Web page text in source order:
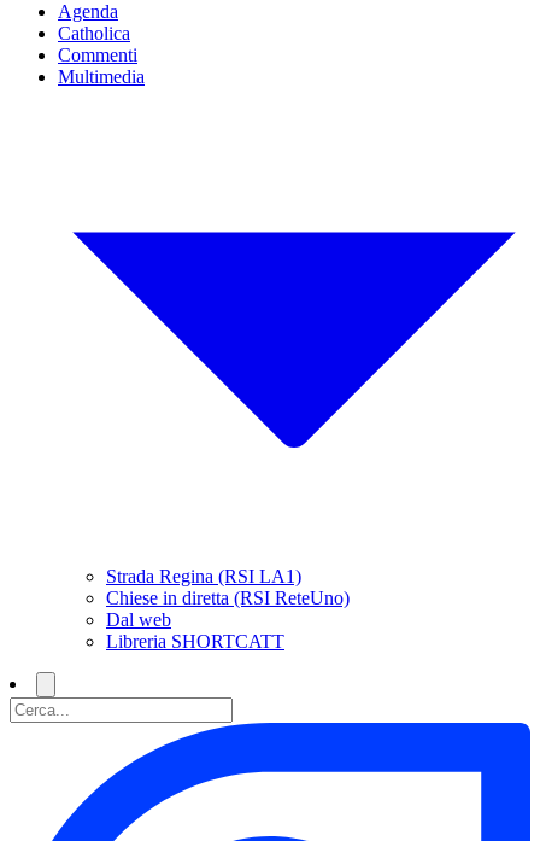
Agenda
Catholica
Commenti
Multimedia
Strada Regina (RSI LA1)
Chiese in diretta (RSI ReteUno)
Dal web
Libreria SHORTCATT